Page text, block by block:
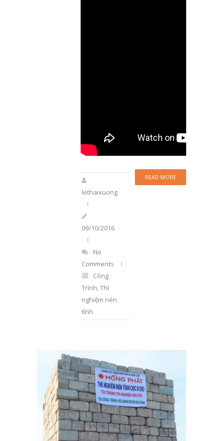
READ MORE
lethaixuong
09/10/2016
No
Comments
Công
Trình,Thí
nghiệm nén
tĩnh